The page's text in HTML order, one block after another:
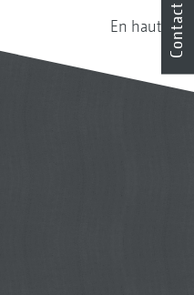
En haut Contact